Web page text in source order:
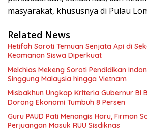
masyarakat, khususnya di Pulau
Related News
Hetifah Soroti Temuan Senjata Api di
Keamanan Siswa Diperkuat
Melchias Mekeng Soroti Pendidikan
Singgung Malaysia hingga Vietnam
Misbakhun Ungkap Kriteria Gubernur BI
Dorong Ekonomi Tumbuh 8 Persen
Guru PAUD Pati Menangis Haru, Firman
Perjuangan Masuk RUU Sisdiknas